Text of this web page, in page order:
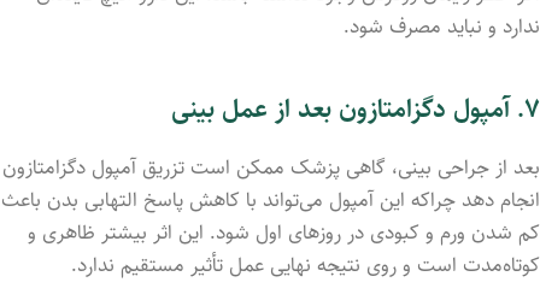
ندارد و نباید مصرف شود.
۷. آمپول دگزامتازون بعد از عمل بینی
بعد از جراحی بینی، گاهی پزشک ممکن است تزریق آمپول دگزامتازون
انجام دهد چراکه این آمپول می‌تواند با کاهش پاسخ التهابی بدن باعث
کم شدن ورم و کبودی در روزهای اول شود. این اثر بیشتر ظاهری و
کوتاه‌مدت است و روی نتیجه نهایی عمل تأثیر مستقیم ندارد.